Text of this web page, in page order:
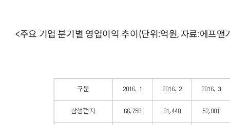
<주요 기업 분기별 영업이익 추이(단위:억원, 자료:에프앤